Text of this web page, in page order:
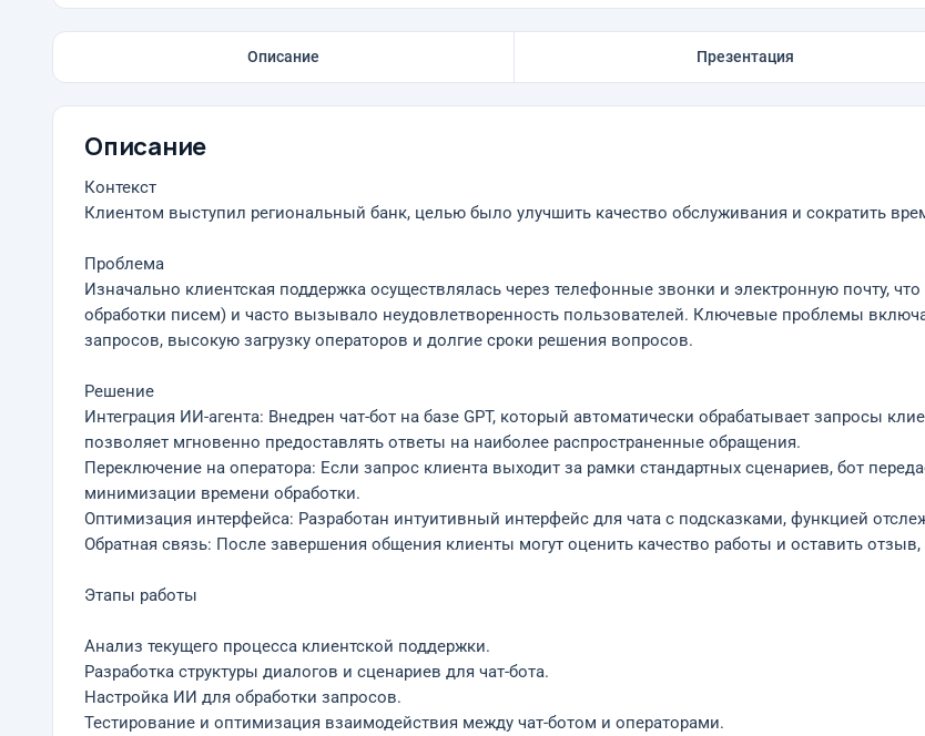
Описание Презентация
Описание
Контекст
Клиентом выступил региональный банк, целью было улучшить качество обслуживания и сократить
Проблема
Изначально клиентская поддержка осуществлялась через телефонные звонки и электронную почту,
обработки писем) и часто вызывало неудовлетворенность пользователей. Ключевые проблемы
запросов, высокую загрузку операторов и долгие сроки решения вопросов.
Решение
Интеграция ИИ-агента: Внедрен чат-бот на базе GPT, который автоматически обрабатывает запросы
позволяет мгновенно предоставлять ответы на наиболее распространенные обращения.
Переключение на оператора: Если запрос клиента выходит за рамки стандартных сценариев, бот
минимизации времени обработки.
Оптимизация интерфейса: Разработан интуитивный интерфейс для чата с подсказками, функцией
Обратная связь: После завершения общения клиенты могут оценить качество работы и оставить
Этапы работы
Анализ текущего процесса клиентской поддержки.
Разработка структуры диалогов и сценариев для чат-бота.
Настройка ИИ для обработки запросов.
Тестирование и оптимизация взаимодействия между чат-ботом и операторами.